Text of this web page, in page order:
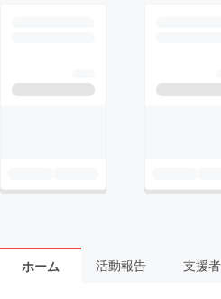
ホーム 活動報告 支援者